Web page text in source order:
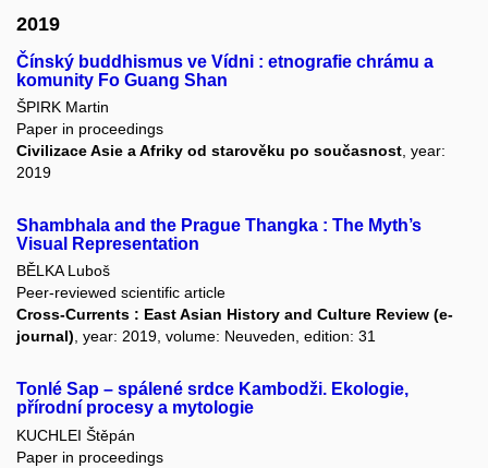
2019
Čínský buddhismus ve Vídni : etnografie chrámu a
komunity Fo Guang Shan
ŠPIRK Martin
Paper in proceedings
Civilizace Asie a Afriky od starověku po současnost , year:
2019
Shambhala and the Prague Thangka : The Myth’s
Visual Representation
BĚLKA Luboš
Peer-reviewed scientific article
Cross-Currents : East Asian History and Culture Review (e-
journal), year: 2019, volume: Neuveden, edition: 31
Tonlé Sap – spálené srdce Kambodži. Ekologie,
přírodní procesy a mytologie
KUCHLEI Štěpán
Paper in proceedings